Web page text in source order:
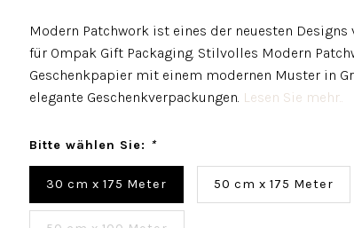
Modern Patchwork ist eines der neuesten Designs
für Ompak Gift Packaging. Stilvolles Modern
Geschenkpapier mit einem modernen Muster in
elegante Geschenkverpackungen. Lesen Sie mehr..
Bitte wählen Sie: *
30 cm x 175 Meter 50 cm x 175 Meter